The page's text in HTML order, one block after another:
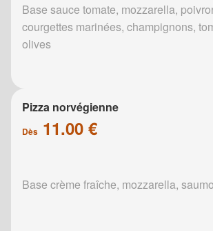
Base sauce tomate, mozzarella,
courgettes marinées, champignons,
olives
Pizza norvégienne
Dès 11.00 €
Base crème fraîche, mozzarella,